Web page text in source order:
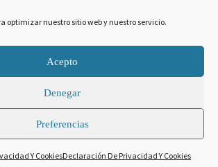
optimizar nuestro sitio web y nuestro servicio.
Acepto
Denegar
Preferencias
Y CookiesDeclaración De Privacidad Y Cookies
Y Cookies
Construido con
0